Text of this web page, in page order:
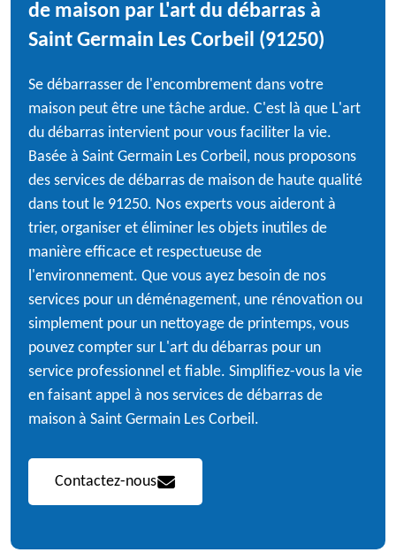
de maison par L'art du débarras à
Saint Germain Les Corbeil (91250)
Se débarrasser de l'encombrement dans votre
maison peut être une tâche ardue. C'est là que L'art
du débarras intervient pour vous faciliter la vie.
Basée à Saint Germain Les Corbeil, nous proposons
des services de débarras de maison de haute qualité
dans tout le 91250. Nos experts vous aideront à
trier, organiser et éliminer les objets inutiles de
manière efficace et respectueuse de
l'environnement. Que vous ayez besoin de nos
services pour un déménagement, une rénovation ou
simplement pour un nettoyage de printemps, vous
pouvez compter sur L'art du débarras pour un
service professionnel et fiable. Simplifiez-vous la vie
en faisant appel à nos services de débarras de
maison à Saint Germain Les Corbeil.
Contactez-nous